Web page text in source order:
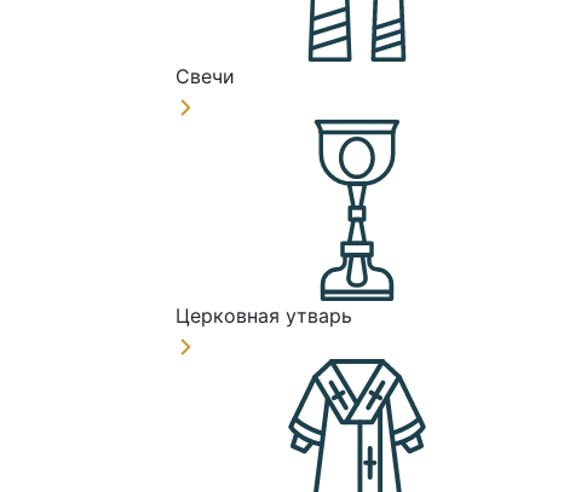
Свечи
Церковная утварь